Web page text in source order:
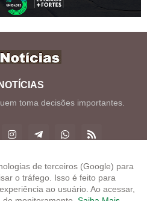
toma decisões importantes.
2026W3 Notícias
de terceiros (Google) para
o tráfego. Isso é feito para
ao usuário. Ao acessar,